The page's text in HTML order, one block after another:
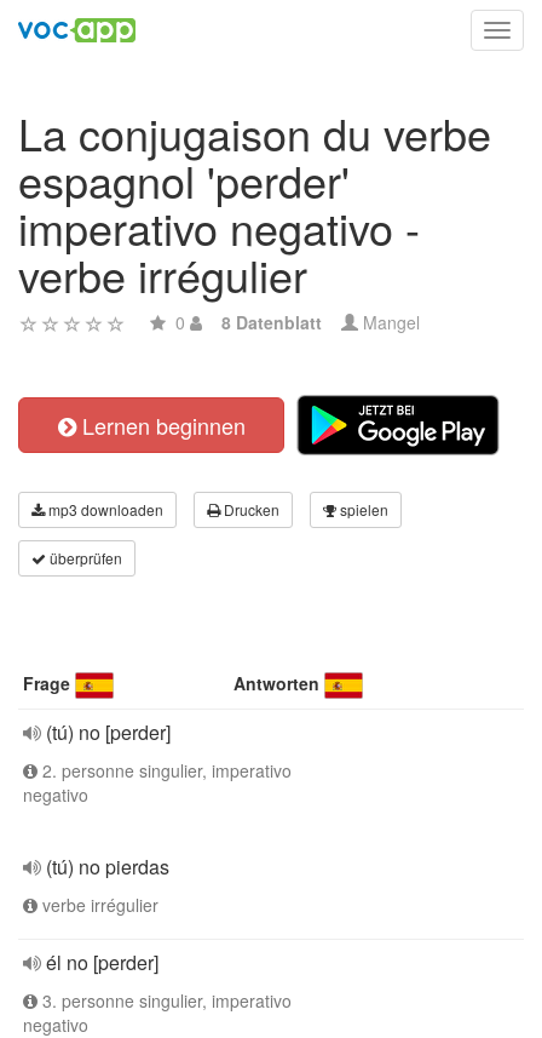
La conjugaison du verbe
espagnol 'perder'
imperativo negativo -
verbe irrégulier
0 8 Datenblatt Mangel
Lernen beginnen
mp3 downloaden Drucken spielen
überprüfen
Frage Antworten
(tú) no [perder]
2. personne singulier, imperativo
negativo
(tú) no pierdas
verbe irrégulier
él no [perder]
3. personne singulier, imperativo
negativo